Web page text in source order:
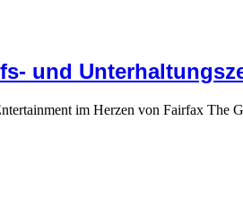
und
im Herzen von Fairfax The